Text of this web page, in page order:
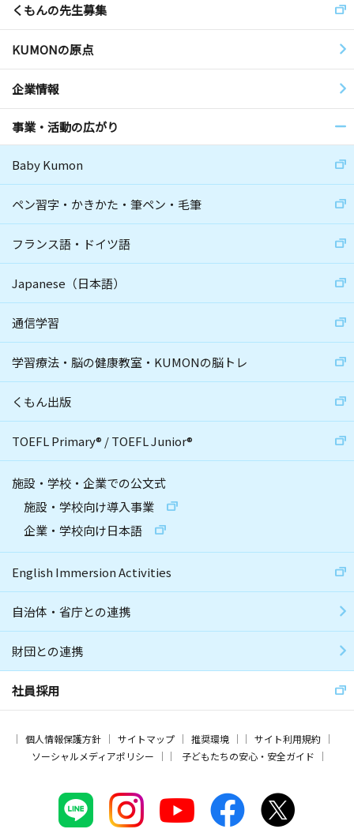
くもんの先生募集
KUMONの原点
企業情報
事業・活動の広がり
Baby Kumon
ペン習字・かきかた・筆ペン・毛筆
フランス語・ドイツ語
Japanese（日本語）
通信学習
学習療法・脳の健康教室・KUMONの脳トレ
くもん出版
TOEFL Primary® /TOEFL Junior®
施設・学校・企業での公文式
施設・学校向け導入事業
企業・学校向け日本語
English Immersion Activities
自治体・省庁との連携
財団との連携
社員採用
個人情報保護方針 サイトマップ 推奨環境
サイト利用規約
ソーシャルメディアポリシー
子どもたちの安心・安全ガイド